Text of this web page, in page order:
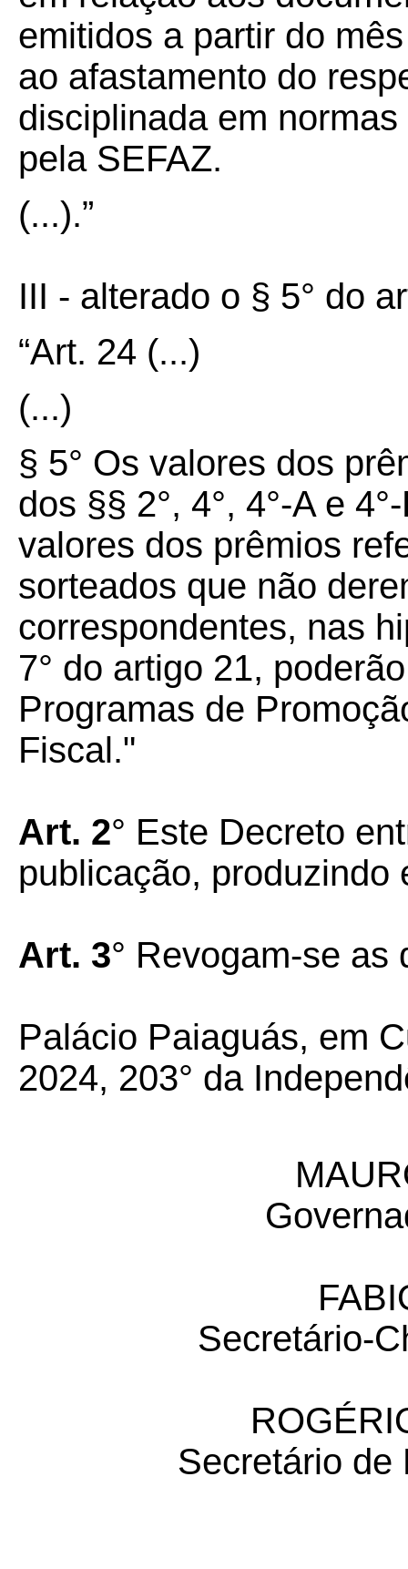
emitidos a partir do
ao afastamento do
disciplinada em
pela SEFAZ.
(...).”
III - alterado o § 5° do
“Art. 24 (...)
(...)
§ 5° Os valores dos
dos §§ 2°, 4°, 4°-A e
valores dos prêmios
sorteados que não
correspondentes, nas
7° do artigo 21,
Programas de
Fiscal."
Art. 2° Este Decreto
publicação, produzindo
Art. 3° Revogam-se as
Palácio Paiaguás, em
2024, 203° da
Secretário-
Secretário de